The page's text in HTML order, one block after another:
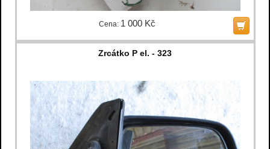
Cena: 1 000 Kč
Zrcátko P el. - 323